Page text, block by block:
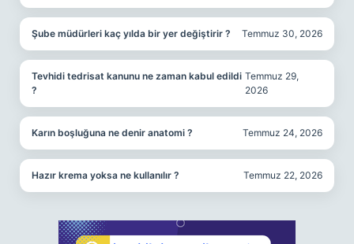
Şube müdürleri kaç yılda bir yer değiştirir ? Temmuz 30, 2026
Tevhidi tedrisat kanunu ne zaman kabul edildi
?
Temmuz 29,
2026
Karın boşluğuna ne denir anatomi ? Temmuz 24, 2026
Hazır krema yoksa ne kullanılır ? Temmuz 22, 2026